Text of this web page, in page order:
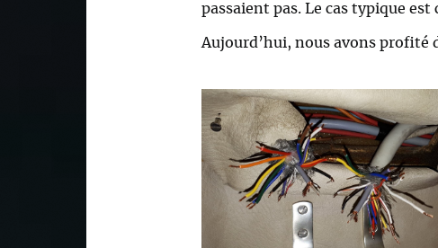
passaient pas. Le cas typique
Aujourd’hui, nous avons profité